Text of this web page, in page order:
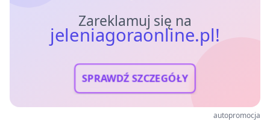
Zareklamuj się na
jeleniagoraonline.pl!
SPRAWDŹ SZCZEGÓŁY
autopromocja